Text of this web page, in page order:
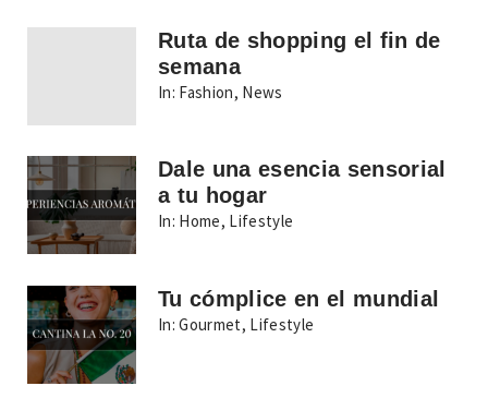
Ruta de shopping el fin de
semana
In: Fashion, News
Dale una esencia sensorial
a tu hogar
In: Home, Lifestyle
Tu cómplice en el mundial
In: Gourmet, Lifestyle